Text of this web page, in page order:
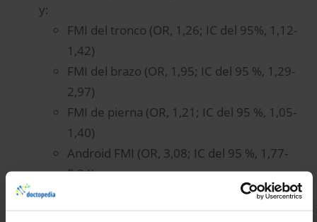
y:
FMI del tronco (OR, 1,26; IC del 95%, 1,12-
1,42)
FMI del brazo (OR, 1,95; IC del 95 %, 1,29-
2,97)
FMI de pierna (OR, 1,21; IC del 95 %, 1,05-
1,40)
Android FMI (OR, 3,08; IC del 95 %, 1,77-
5,34)
FMI ginoide (OR, 1,53; IC del 95 %, 1,08-